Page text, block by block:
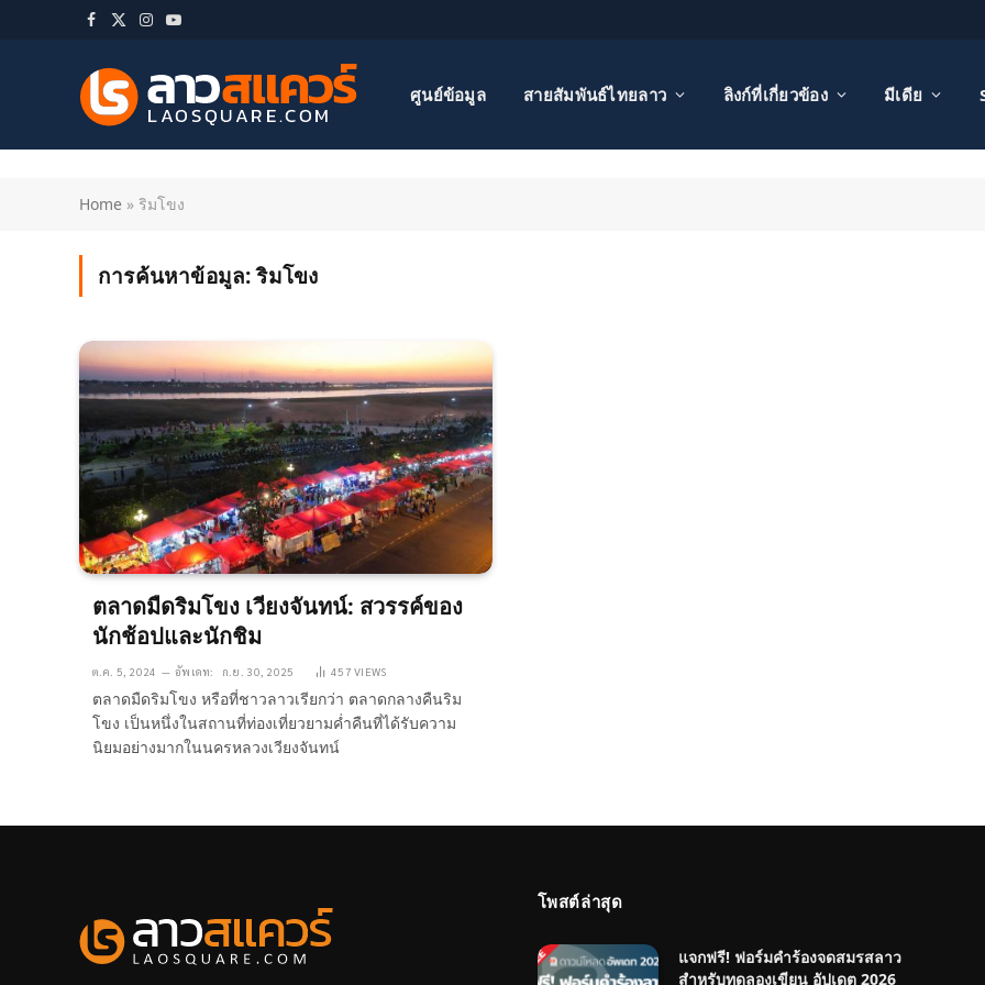
Facebook
X
Instagram
YouTube
ศูนย์ข้อมูล สายสัมพันธ์ไทยลาว ลิงก์ที่เกี่ยวข้อง มีเดีย
Home » ริมโขง
การค้นหาข้อมูล:ริมโขง
ตลาดมืดริมโขง เวียงจันทน์: สวรรค์ของ
นักช้อปและนักชิม
ต.ค. 5, 2024 อัพเดท: ก.ย. 30, 2025 457VIEWS
ตลาดมืดริมโขง หรือที่ชาวลาวเรียกว่า ตลาดกลางคืนริม
โขง เป็นหนึ่งในสถานที่ท่องเที่ยวยามค่ำคืนที่ได้รับความ
นิยมอย่างมากในนครหลวงเวียงจันทน์
โพสต์ล่าสุด
แจกฟรี! ฟอร์มคำร้องจดสมรสลาว
สำหรับทดลองเขียน อัปเดต 2026